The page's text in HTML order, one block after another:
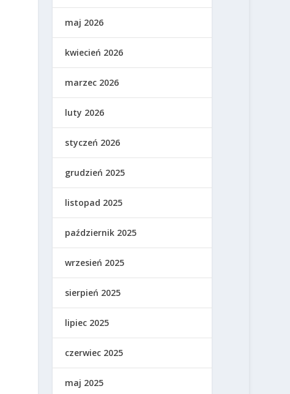
maj 2026
kwiecień 2026
marzec 2026
luty 2026
styczeń 2026
grudzień 2025
listopad 2025
październik 2025
wrzesień 2025
sierpień 2025
lipiec 2025
czerwiec 2025
maj 2025